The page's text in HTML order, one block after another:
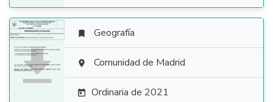

 Geografía
 Comunidad de Madrid
 Ordinaria de 2021